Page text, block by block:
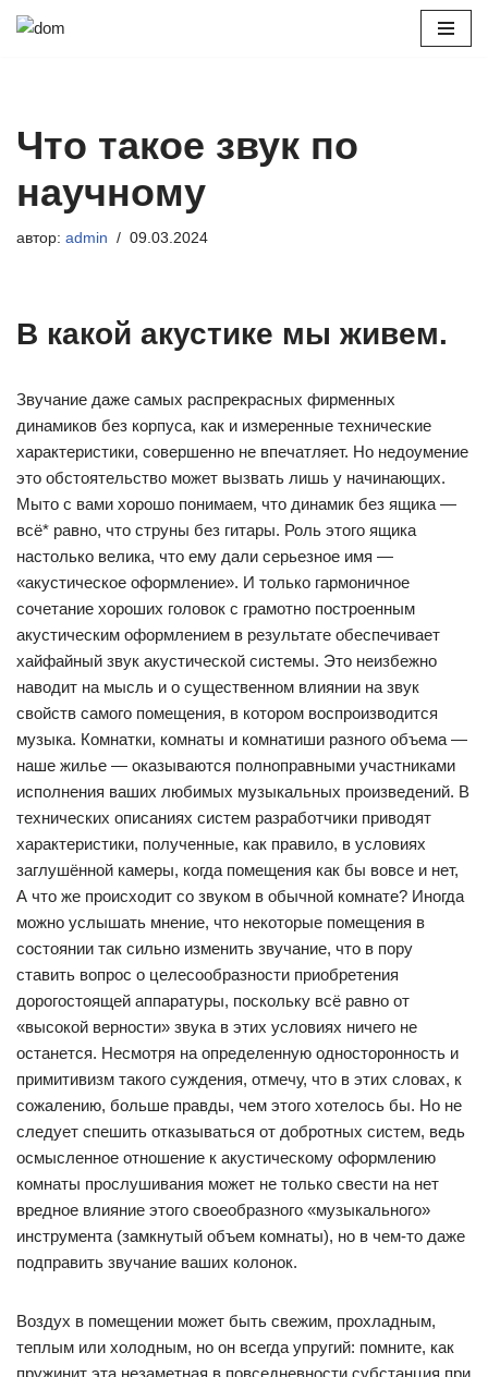
Что такое звук по
научному
автор: admin 09.03.2024
В какой акустике мы живем.
Звучание даже самых распрекрасных фирменных
динамиков без корпуса, как и измеренные технические
характеристики, совершенно не впечатляет. Но недоумение
это обстоятельство может вызвать лишь у начинающих.
Мыто с вами хорошо понимаем, что динамик без ящика —
всё* равно, что струны без гитары. Роль этого ящика
настолько велика, что ему дали серьезное имя —
«акустическое оформление». И только гармоничное
сочетание хороших головок с грамотно построенным
акустическим оформлением в результате обеспечивает
хайфайный звук акустической системы. Это неизбежно
наводит на мысль и о существенном влиянии на звук
свойств самого помещения, в котором воспроизводится
музыка. Комнатки, комнаты и комнатиши разного объема —
наше жилье — оказываются полноправными участниками
исполнения ваших любимых музыкальных произведений. В
технических описаниях систем разработчики приводят
характеристики, полученные, как правило, в условиях
заглушённой камеры, когда помещения как бы вовсе и нет,
А что же происходит со звуком в обычной комнате? Иногда
можно услышать мнение, что некоторые помещения в
состоянии так сильно изменить звучание, что в пору
ставить вопрос о целесообразности приобретения
дорогостоящей аппаратуры, поскольку всё равно от
«высокой верности» звука в этих условиях ничего не
останется. Несмотря на определенную односторонность и
примитивизм такого суждения, отмечу, что в этих словах, к
сожалению, больше правды, чем этого хотелось бы. Но не
следует спешить отказываться от добротных систем, ведь
осмысленное отношение к акустическому оформлению
комнаты прослушивания может не только свести на нет
вредное влияние этого своеобразного «музыкального»
инструмента (замкнутый объем комнаты), но в чем-то даже
подправить звучание ваших колонок.
Воздух в помещении может быть свежим, прохладным,
теплым или холодным, но он всегда упругий: помните, как
пружинит эта незаметная в повседневности субстанция при